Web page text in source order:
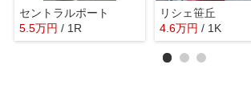
セントラルポート
5.5万円 / 1R
リシェ笹丘
4.6万円 / 1K